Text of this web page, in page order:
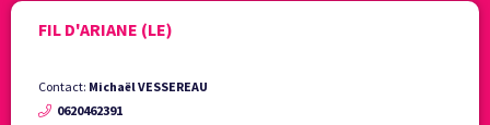
FIL D'ARIANE (LE)
Contact: Michaël VESSEREAU
0620462391